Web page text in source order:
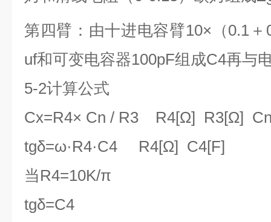
第四臂：由十进电容臂10×（0.1＋
uf和可变电容器100pF组成C4再与
5-2计算公式
Cx=R4× Cn / R3 R4[Ω] R3[Ω]
tgδ=ω·R4·C4 R4[Ω] C4[F]
当R4=10K/π
tgδ=C4